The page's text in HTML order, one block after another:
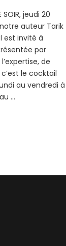
SOIR, jeudi 20
auteur Tarik
est invité à
par
de
le cocktail
lundi au vendredi à
…